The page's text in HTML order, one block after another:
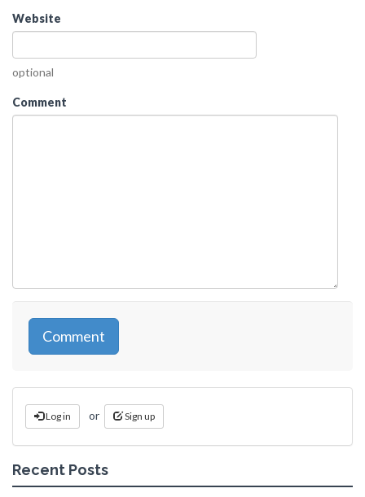
Website
optional
Comment
Log in or Sign up
Recent Posts